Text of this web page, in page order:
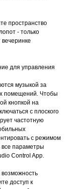
пространство
- только
для управления
музыкой за
помещений. Чтобы
кнопкой на
с плоского
частотную
с режимом
все параметры
Control App.
доступ к